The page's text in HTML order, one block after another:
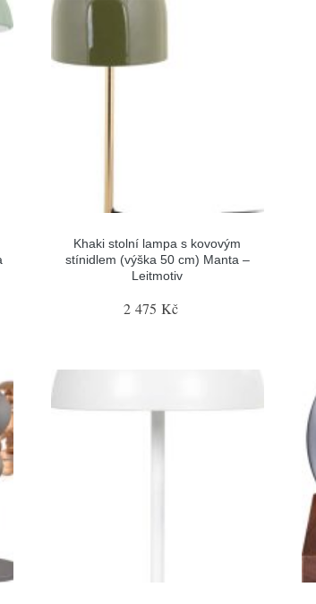
Khaki stolní lampa s kovovým
stínidlem (výška 50 cm) Manta –
Leitmotiv
2 475 Kč